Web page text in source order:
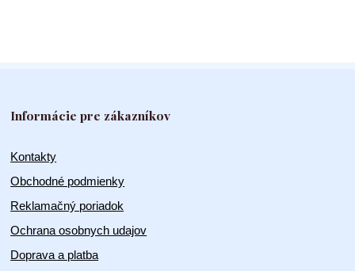
Informácie pre zákazníkov
Kontakty
Obchodné podmienky
Reklamačný poriadok
Ochrana osobnych udajov
Doprava a platba